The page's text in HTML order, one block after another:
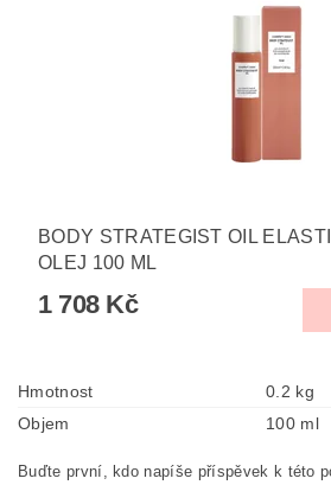
BODY STRATEGIST OIL
OLEJ 100 ML
1 708 Kč
Hmotnost
0.2 kg
Objem
100 ml
Buďte první, kdo napíše příspěvek k této